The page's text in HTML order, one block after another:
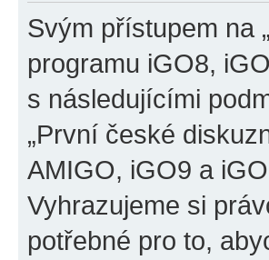
Svým přístupem na
programu iGO8,
s následujícími
„První české
AMIGO, iGO9 a
Vyhrazujeme si
potřebné pro to,